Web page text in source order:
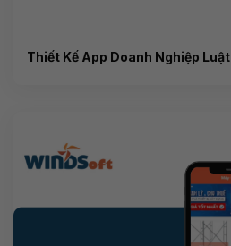
Thiết Kế App Doanh Nghiệp Luật